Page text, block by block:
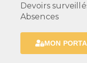
Devoirs
Absences
MON